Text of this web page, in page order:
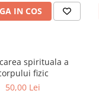
IN COS
spirituala a
fizic
50,00 Lei